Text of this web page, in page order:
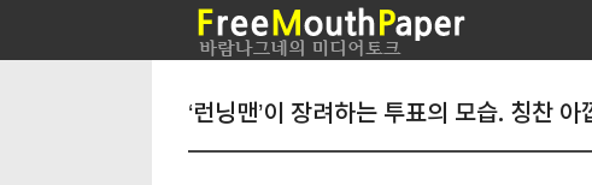
‘런닝맨’이 장려하는 투표의 모습. 칭찬